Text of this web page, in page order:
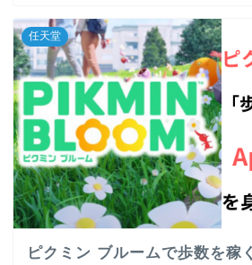
任天堂
ピクミン ブルームで歩数を稼